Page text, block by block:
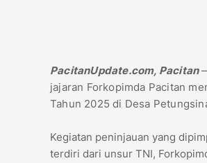
PacitanUpdate.com, Pacitan
jajaran Forkopimda Pacitan
Tahun 2025 di Desa
Kegiatan peninjauan yang
terdiri dari unsur TNI,